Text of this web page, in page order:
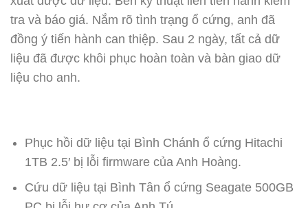
tra và báo giá. Nắm rõ tình trạng ổ cứng, anh đã
đồng ý tiến hành can thiệp. Sau 2 ngày, tất cả dữ
liệu đã được khôi phục hoàn toàn và bàn giao dữ
liệu cho anh.
Phục hồi dữ liệu tại Bình Chánh ổ cứng Hitachi
1TB 2.5′ bị lỗi firmware của Anh Hoàng.
Cứu dữ liệu tại Bình Tân ổ cứng Seagate 500GB